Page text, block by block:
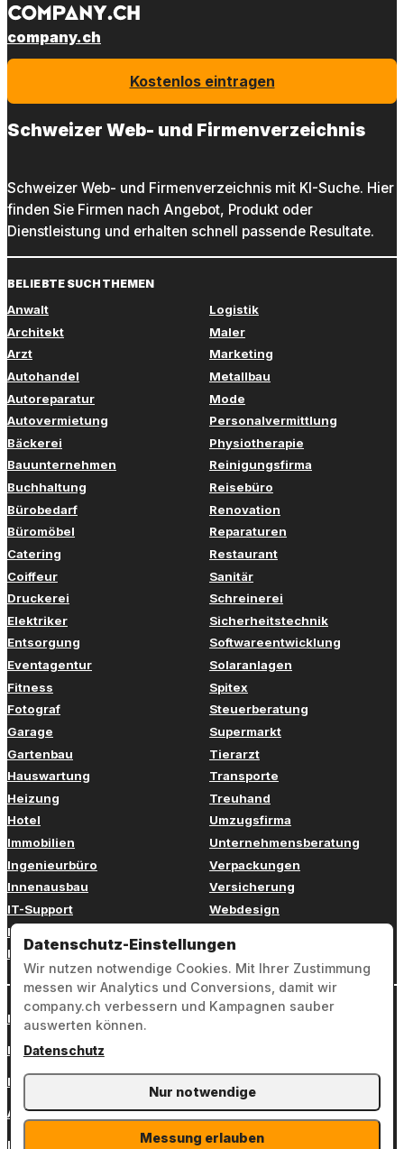
company.ch
Kostenlos eintragen
Schweizer Web- und Firmenverzeichnis
Schweizer Web- und Firmenverzeichnis mit KI-Suche. Hier
finden Sie Firmen nach Angebot, Produkt oder
Dienstleistung und erhalten schnell passende Resultate.
BELIEBTE SUCHTHEMEN
Anwalt
Architekt
Arzt
Autohandel
Autoreparatur
Autovermietung
Bäckerei
Bauunternehmen
Buchhaltung
Bürobedarf
Büromöbel
Catering
Coiffeur
Druckerei
Elektriker
Entsorgung
Eventagentur
Fitness
Fotograf
Garage
Gartenbau
Hauswartung
Heizung
Hotel
Immobilien
Ingenieurbüro
Innenausbau
IT-Support
Kinderbetreuung
Kosmetik
Logistik
Maler
Marketing
Metallbau
Mode
Personalvermittlung
Physiotherapie
Reinigungsfirma
Reisebüro
Renovation
Reparaturen
Restaurant
Sanitär
Schreinerei
Sicherheitstechnik
Softwareentwicklung
Solaranlagen
Spitex
Steuerberatung
Supermarkt
Tierarzt
Transporte
Treuhand
Umzugsfirma
Unternehmensberatung
Verpackungen
Versicherung
Webdesign
Zahnarzt
Login
Impressum
Datenschutz
AGB
Kontakt
Datenschutz-Einstellungen
Wir nutzen notwendige Cookies. Mit Ihrer Zustimmung
messen wir Analytics und Conversions, damit wir
company.ch verbessern und Kampagnen sauber
auswerten können.
Datenschutz
Nur notwendige
Messung erlauben